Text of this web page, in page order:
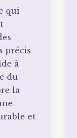
qui
précis
à
du
la
et